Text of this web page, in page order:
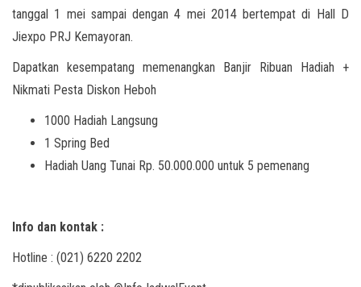
tanggal 1 mei sampai dengan 4 mei 2014 bertempat di Hall D
Jiexpo PRJ Kemayoran.
Dapatkan kesempatang memenangkan Banjir Ribuan Hadiah +
Nikmati Pesta Diskon Heboh
1000 Hadiah Langsung
1 Spring Bed
Hadiah Uang Tunai Rp. 50.000.000 untuk 5 pemenang
Info dan kontak :
Hotline : (021) 6220 2202